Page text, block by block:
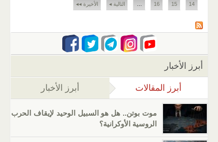
14
15
16 التالية ◂ الأخيرة ◂◂
أبرز الأخبار
أبرز المقالات (علامة التبويب النشطة)
أبرز الأخبار
موت بوتن.. هل هو السبيل الوحيد لإيقاف الحرب
الروسية الأوكرانية؟